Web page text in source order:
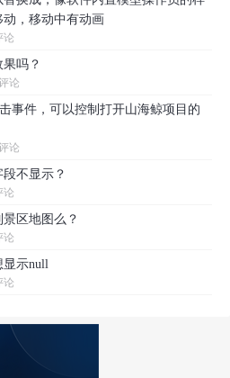
，移动中有动画
论
吗？
论
事件，可以控制打开山海鲸项目的
论
不显示？
论
区地图么？
论
显示null
论